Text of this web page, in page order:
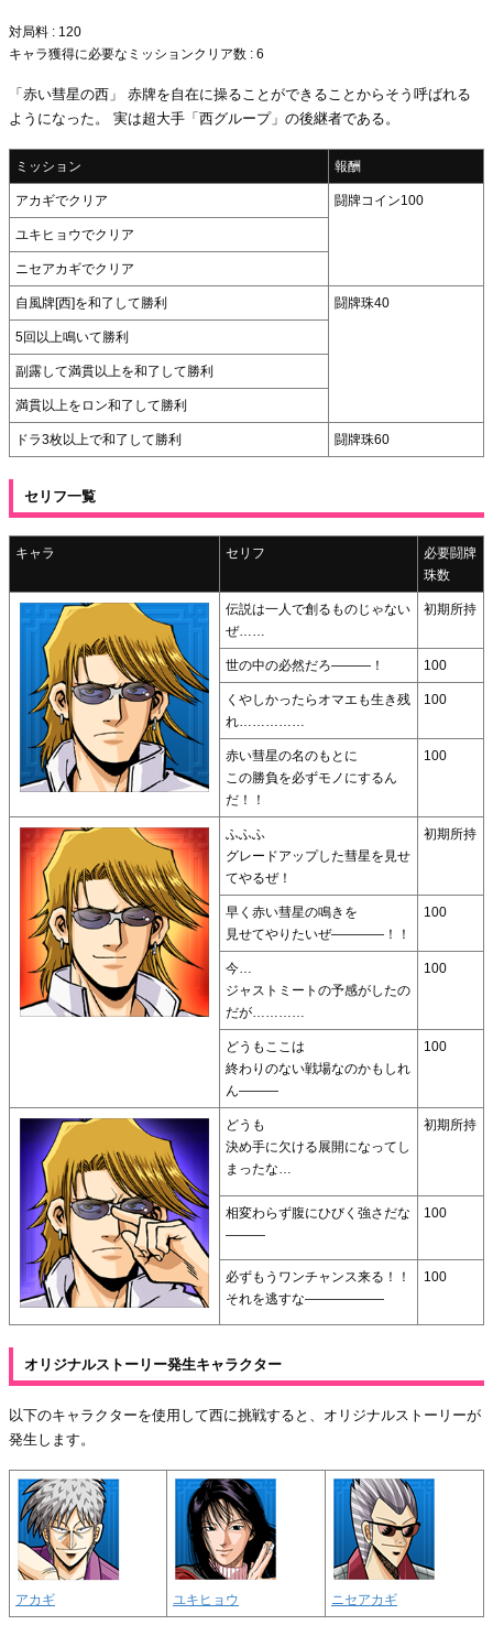
対局料 : 120
キャラ獲得に必要なミッションクリア数 : 6
「赤い彗星の西」 赤牌を自在に操ることができることからそう呼ばれる
ようになった。 実は超大手「西グループ」の後継者である。
ミッション 報酬
アカギでクリア 闘牌コイン100
ユキヒョウでクリア
ニセアカギでクリア
自風牌[西]を和了して勝利 闘牌珠40
5回以上鳴いて勝利
副露して満貫以上を和了して勝利
満貫以上をロン和了して勝利
ドラ3枚以上で和了して勝利 闘牌珠60
セリフ一覧
キャラ セリフ
必要闘牌
珠数
伝説は一人で創るものじゃない
ぜ……
初期所持
世の中の必然だろ―――！ 100
くやしかったらオマエも生き残
れ……………
100
赤い彗星の名のもとに
この勝負を必ずモノにするん
だ！！
100
ふふふ
グレードアップした彗星を見せ
てやるぜ！
初期所持
早く赤い彗星の鳴きを
見せてやりたいぜ――――！！
100
今…
ジャストミートの予感がしたの
だが…………
100
どうもここは
終わりのない戦場なのかもしれ
ん―――
100
どうも
決め手に欠ける展開になってし
まったな…
初期所持
相変わらず腹にひびく強さだな
―――
100
必ずもうワンチャンス来る！！
それを逃すな――――――
100
オリジナルストーリー発生キャラクター
以下のキャラクターを使用して西に挑戦すると、オリジナルストーリーが
発生します。
アカギ ユキヒョウ ニセアカギ